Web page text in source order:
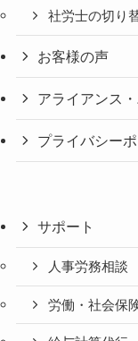
社労士の切り
お客様の声
アライアンス
プライバシー
サポート
人事労務相談
労働・社会保